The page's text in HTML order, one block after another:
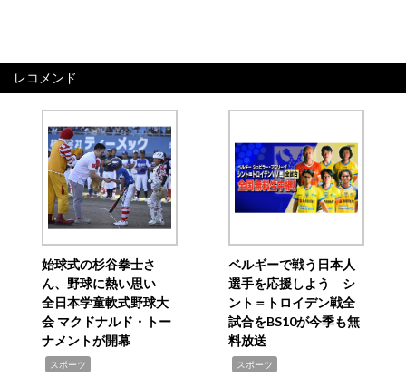
レコメンド
始球式の杉谷拳士さ
ん、野球に熱い思い
全日本学童軟式野球大
会 マクドナルド・トー
ナメントが開幕
スポーツ
ベルギーで戦う日本人
選手を応援しよう シ
ント＝トロイデン戦全
試合をBS10が今季も無
料放送
スポーツ